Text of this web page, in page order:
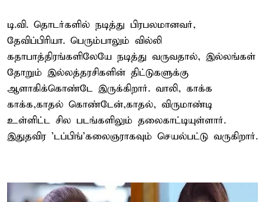
டி.வி. தொடர்களில் நடித்து பிரபலமானவர்,
தேவிப்பிரியா. பெரும்பாலும் வில்லி
கதாபாத்திரங்களிலேயே நடித்து வருவதால், இல்லங்கள்
தோறும் இல்லத்தரசிகளின் திட்டுகளுக்கு
ஆளாகிக்கொண்டே இருக்கிறார். வாலி, காக்க
காக்க,காதல் கொண்டேன்,காதல், விருமாண்டி
உள்ளிட்ட சில படங்களிலும் தலைகாட்டியுள்ளார்.
இதுதவிர 'டப்பிங்'கலைஞராகவும் செயல்பட்டு வருகிறார்.